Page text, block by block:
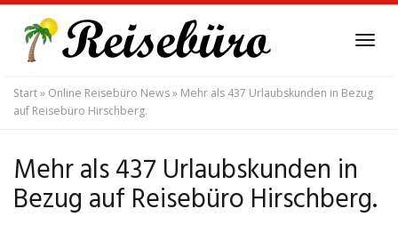
main
content
Start» Online Reisebüro News» Mehr als 437 Urlaubskunden in Bezug
auf Reisebüro Hirschberg.
Mehr als 437 Urlaubskunden in
Bezug auf Reisebüro Hirschberg.